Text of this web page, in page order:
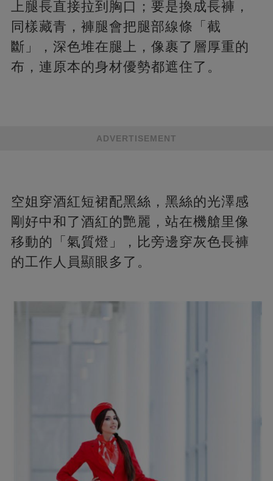
上腿長直接拉到胸口；要是換成長褲，
同樣藏青，褲腿會把腿部線條「截
斷」，深色堆在腿上，像裹了層厚重的
布，連原本的身材優勢都遮住了。
ADVERTISEMENT
空姐穿酒紅短裙配黑絲，黑絲的光澤感
剛好中和了酒紅的艷麗，站在機艙里像
移動的「氣質燈」，比旁邊穿灰色長褲
的工作人員顯眼多了。